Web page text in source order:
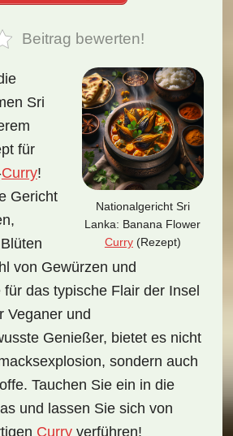
Beitrag bewerten!
Nationalgericht Sri
Lanka: Banana Flower
Curry(Rezept)
Sri
für
Curry!
Gericht
von Gewürzen und
das typische Flair der Insel
Veganer und
Genießer, bietet es nicht
sondern auch
Tauchen Sie ein in die
und lassen Sie sich von
Curryverführen!